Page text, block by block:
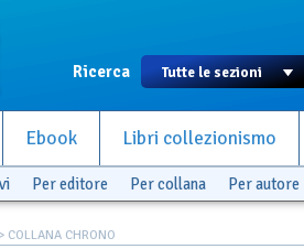
Ricerca
Ebook Libri collezionismo
Per editore Per collana Per autore
> COLLANA CHRONO